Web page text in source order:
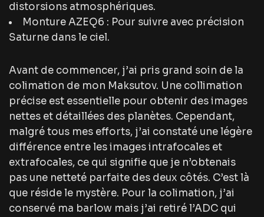
distorsions atmosphériques.
Monture AZEQ6 : Pour suivre avec précision
Saturne dans le ciel.
Avant de commencer, j’ai pris grand soin de la
colimation de mon Maksutov. Une collimation
précise est essentielle pour obtenir des images
nettes et détaillées des planètes. Cependant,
malgré tous mes efforts, j’ai constaté une légère
différence entre les images intrafocales et
extrafocales, ce qui signifie que je n’obtenais
pas une netteté parfaite des deux côtés. C’est là
que réside le mystère. Pour la colimation, j’ai
conservé ma barlow mais j’ai retiré l’ADC qui